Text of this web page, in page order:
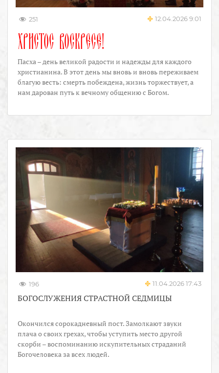
251 12.04.2026 9:01
ХРИСТОС ВОСКРЕСЕ!
Пасха – день великой радости и надежды для каждого
христианина. В этот день мы вновь и вновь переживаем
благую весть: смерть побеждена, жизнь торжествует, а
нам дарован путь к вечному общению с Богом.
196 11.04.2026 17:43
БОГОСЛУЖЕНИЯ СТРАСТНОЙ СЕДМИЦЫ
Окончился сорокадневный пост. Замолкают звуки
плача о своих грехах, чтобы уступить место другой
скорби – воспоминанию искупительных страданий
Богочеловека за всех людей.